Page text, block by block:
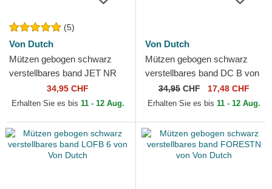
(5)
Von Dutch
Mützen gebogen schwarz
verstellbares band JET NR
von Von Dutch34,95 CHF
Erhalten Sie es bis 11 - 12 Aug.
Von Dutch
Mützen gebogen schwarz
verstellbares band DC B von
Von Dutch
34,95 CHF 17,48 CHF
Erhalten Sie es bis 11 - 12 Aug.